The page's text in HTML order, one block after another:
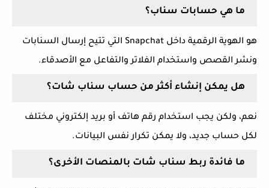
ما هي حسابات سناب؟
هو الهوية الرقمية داخل Snapchat التي تتيح إرسال السنابات
ونشر القصص واستخدام الفلاتر والتفاعل مع الأصدقاء.
هل يمكن إنشاء أكثر من حساب سناب شات؟
نعم، ولكن يجب استخدام رقم هاتف أو بريد إلكتروني مختلف
لكل حساب جديد، ولا يمكن تكرار نفس البيانات.
ما فائدة ربط سناب شات بالمنصات الأخرى؟